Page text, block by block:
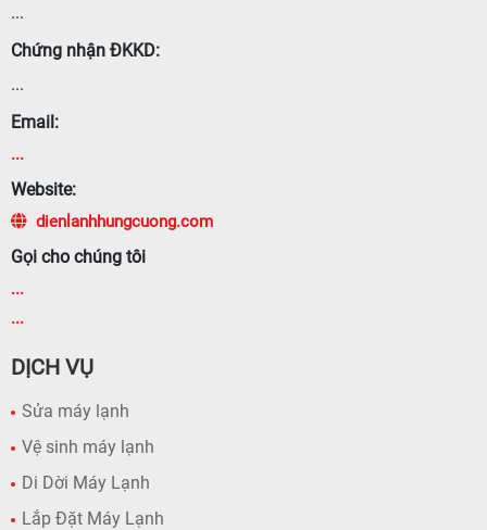
...
Chứng nhận ĐKKD:
...
Email:
...
Website:
dienlanhhungcuong.com
Gọi cho chúng tôi
...
...
DỊCH VỤ
Sửa máy lạnh
Vệ sinh máy lạnh
Di Dời Máy Lạnh
Lắp Đặt Máy Lạnh